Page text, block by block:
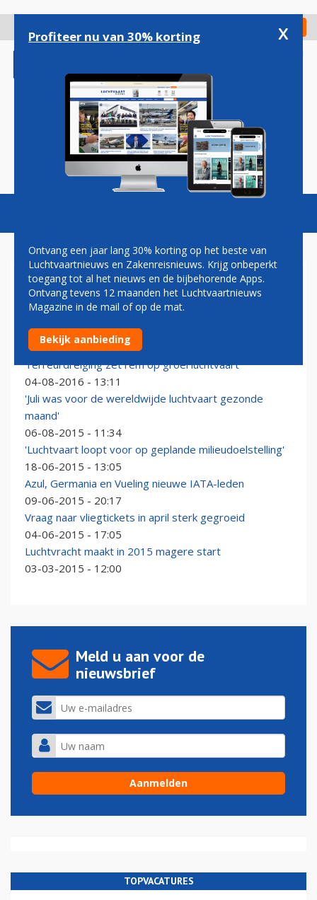
gaan
Check in
Magazine Podcasts Vacatures
TYLER
Etihad Aviation Group vindt nieuwe topman
28-09-2017 - 10:30
Terreurdreiging zet rem op groei luchtvaart
04-08-2016 - 13:11
'Juli was voor de wereldwijde luchtvaart gezonde
maand'
06-08-2015 - 11:34
'Luchtvaart loopt voor op geplande milieudoelstelling'
18-06-2015 - 13:05
Azul, Germania en Vueling nieuwe IATA-leden
09-06-2015 - 20:17
Vraag naar vliegtickets in april sterk gegroeid
04-06-2015 - 17:05
Luchtvracht maakt in 2015 magere start
03-03-2015 - 12:00
Meld u aan voor de
nieuwsbrief
TOPVACATURES
Profiteer nu van 30% korting x
Ontvang een jaar lang 30% korting op het beste van
Luchtvaartnieuws en Zakenreisnieuws. Krijg onbeperkt
toegang tot al het nieuws en de bijbehorende Apps.
Ontvang tevens 12 maanden het Luchtvaartnieuws
Magazine in de mail of op de mat.
Bekijk aanbieding